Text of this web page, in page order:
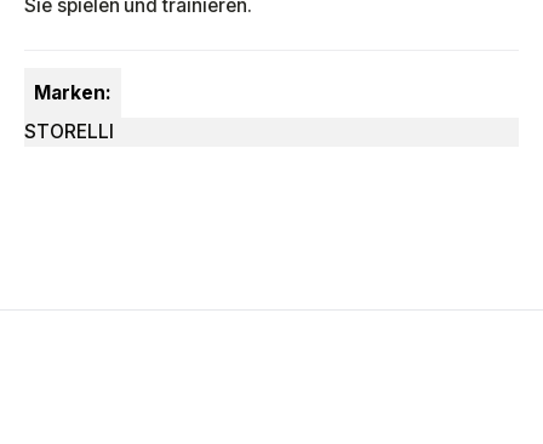
Sie spielen und trainieren.
Marken:
STORELLI